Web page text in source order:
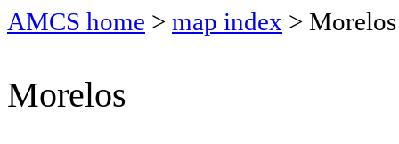
AMCS home > map index > Morelos
Morelos